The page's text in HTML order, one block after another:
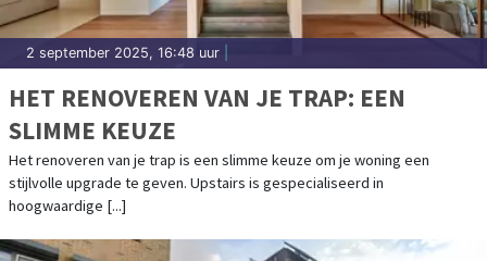
2 september 2025, 16:48 uur
HET RENOVEREN VAN JE TRAP: EEN
SLIMME KEUZE
Het renoveren van je trap is een slimme keuze om je woning een
stijlvolle upgrade te geven. Upstairs is gespecialiseerd in
hoogwaardige [...]